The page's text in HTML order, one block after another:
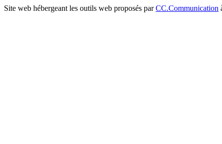
Site web hébergeant les outils web proposés parCC.Communication